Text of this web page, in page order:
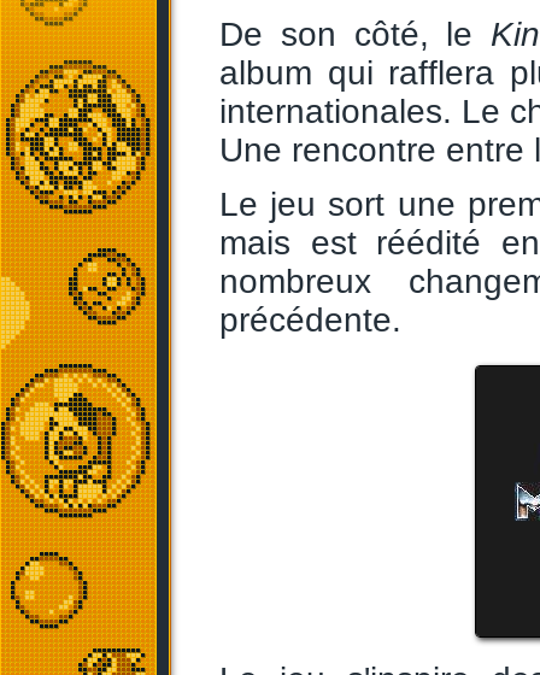
De son côté, le
album qui rafflera
internationales. Le
Une rencontre
Le jeu sort une
mais est réédité
nombreux
précédente.